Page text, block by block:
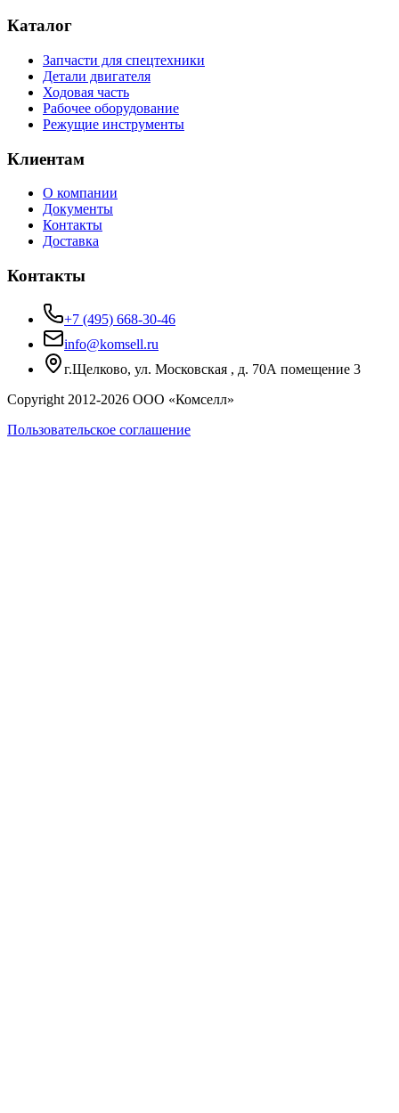
Каталог
Запчасти для спецтехники
Детали двигателя
Ходовая часть
Рабочее оборудование
Режущие инструменты
Клиентам
О компании
Документы
Контакты
Доставка
Контакты
+7 (495) 668-30-46
info@komsell.ru
г.Щелково, ул. Московская , д. 70А помещение 3
Copyright 2012-2026 ООО «Комселл»
Пользовательское соглашение